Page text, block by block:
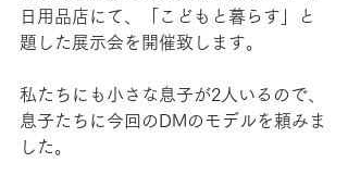
日用品店にて、「こどもと暮らす」と
題した展示会を開催致します。
私たちにも小さな息子が2人いるので、
息子たちに今回のDMのモデルを頼みま
した。